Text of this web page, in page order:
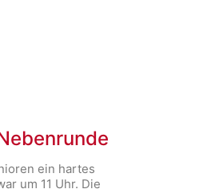
ein hartes
um 11 Uhr. Die